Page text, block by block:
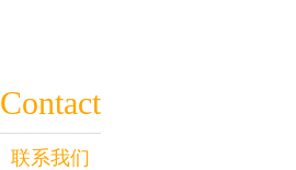
Contact
联系我们